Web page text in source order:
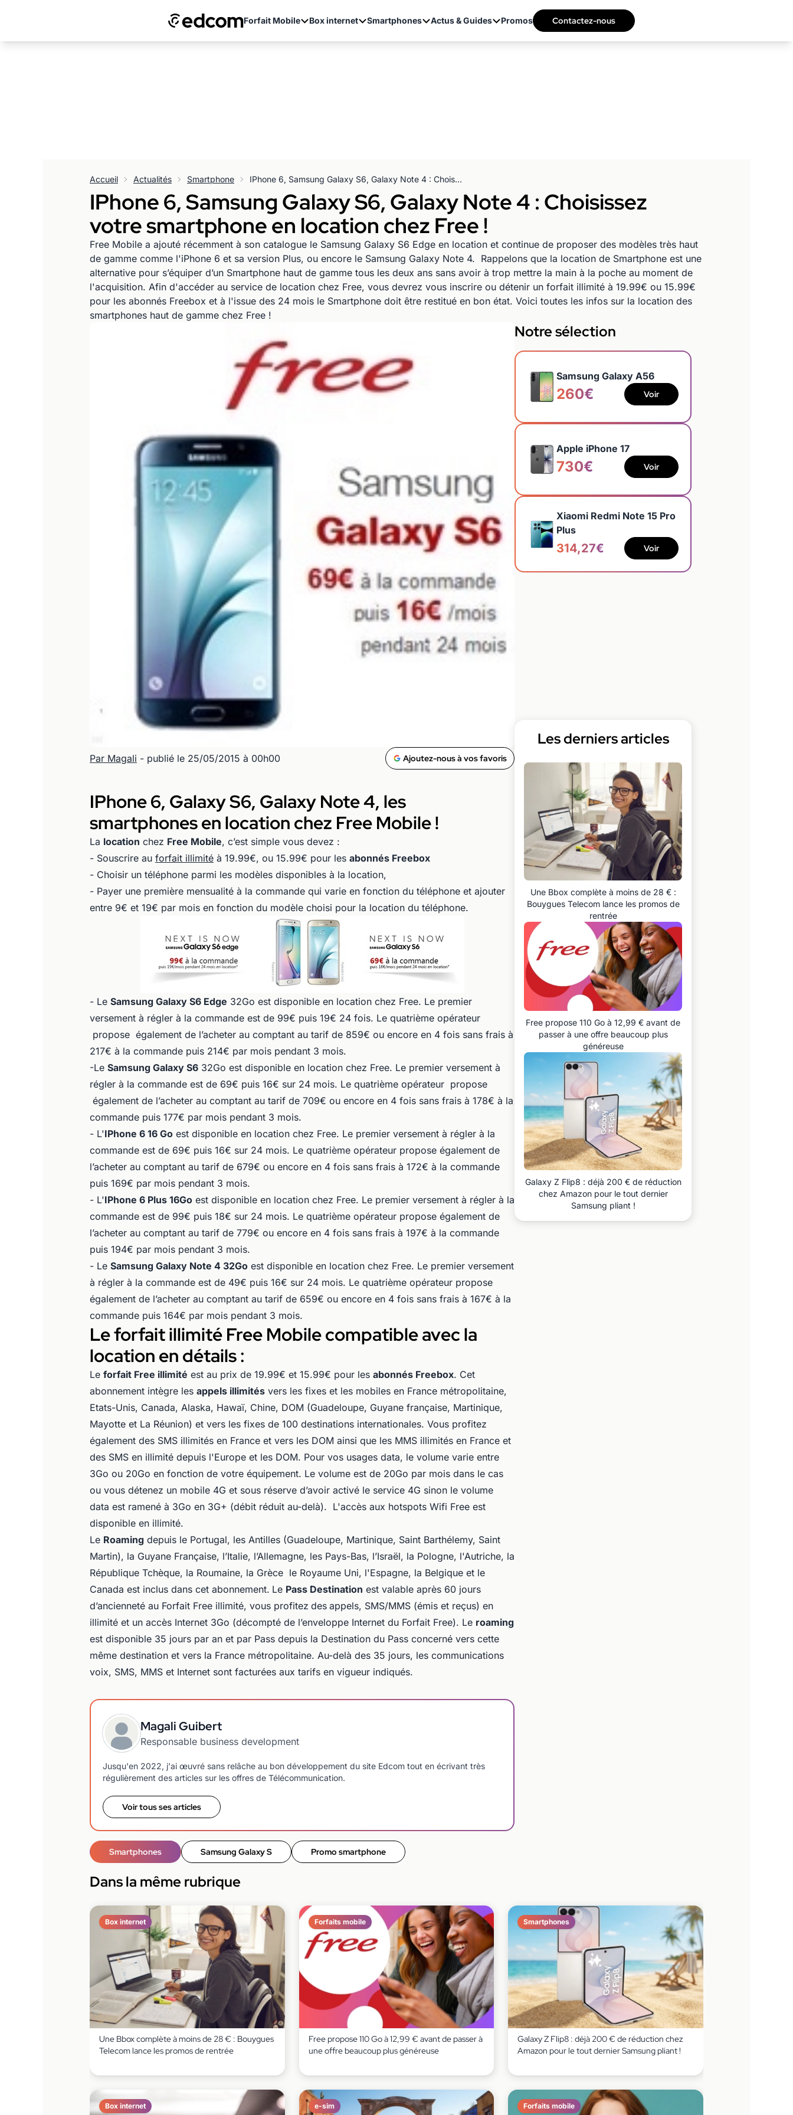
Forfait Mobile Box internet Smartphones Actus & Guides Promos Contactez-nous
Accueil Actualités Smartphone IPhone 6, Samsung Galaxy S6, Galaxy Note 4 : Choisissez votre smartphone en location chez Free !
IPhone 6, Samsung Galaxy S6, Galaxy Note 4 : Choisissez
votre smartphone en location chez Free !
Free Mobile a ajouté récemment à son catalogue le Samsung Galaxy S6 Edge en location et continue de proposer des modèles très haut
de gamme comme l'iPhone 6 et sa version Plus, ou encore le Samsung Galaxy Note 4. Rappelons que la location de Smartphone est une
alternative pour s’équiper d’un Smartphone haut de gamme tous les deux ans sans avoir à trop mettre la main à la poche au moment de
l'acquisition. Afin d'accéder au service de location chez Free, vous devrez vous inscrire ou détenir un forfait illimité à 19.99€ ou 15.99€
pour les abonnés Freebox et à l'issue des 24 mois le Smartphone doit être restitué en bon état. Voici toutes les infos sur la location des
smartphones haut de gamme chez Free !
Par Magali - publié le 25/05/2015 à 00h00 Ajoutez-nous à vos favoris
IPhone 6, Galaxy S6, Galaxy Note 4, les
smartphones en location chez Free Mobile !
La location chez Free Mobile, c’est simple vous devez :
- Souscrire au forfait illimité à 19.99€, ou 15.99€ pour les abonnés Freebox
- Choisir un téléphone parmi les modèles disponibles à la location,
- Payer une première mensualité à la commande qui varie en fonction du téléphone et ajouter
entre 9€ et 19€ par mois en fonction du modèle choisi pour la location du téléphone.
- Le Samsung Galaxy S6 Edge 32Go est disponible en location chez Free. Le premier
versement à régler à la commande est de 99€ puis 19€ 24 fois. Le quatrième opérateur
propose également de l’acheter au comptant au tarif de 859€ ou encore en 4 fois sans frais à
217€ à la commande puis 214€ par mois pendant 3 mois.
-Le Samsung Galaxy S6 32Go est disponible en location chez Free. Le premier versement à
régler à la commande est de 69€ puis 16€ sur 24 mois. Le quatrième opérateur propose
également de l’acheter au comptant au tarif de 709€ ou encore en 4 fois sans frais à 178€ à la
commande puis 177€ par mois pendant 3 mois.
- L'IPhone 6 16 Go est disponible en location chez Free. Le premier versement à régler à la
commande est de 69€ puis 16€ sur 24 mois. Le quatrième opérateur propose également de
l’acheter au comptant au tarif de 679€ ou encore en 4 fois sans frais à 172€ à la commande
puis 169€ par mois pendant 3 mois.
- L'IPhone 6 Plus 16Go est disponible en location chez Free. Le premier versement à régler à la
commande est de 99€ puis 18€ sur 24 mois. Le quatrième opérateur propose également de
l’acheter au comptant au tarif de 779€ ou encore en 4 fois sans frais à 197€ à la commande
puis 194€ par mois pendant 3 mois.
- Le Samsung Galaxy Note 4 32Go est disponible en location chez Free. Le premier versement
à régler à la commande est de 49€ puis 16€ sur 24 mois. Le quatrième opérateur propose
également de l’acheter au comptant au tarif de 659€ ou encore en 4 fois sans frais à 167€ à la
commande puis 164€ par mois pendant 3 mois.
Le forfait illimité Free Mobile compatible avec la
location en détails :
Le forfait Free illimité est au prix de 19.99€ et 15.99€ pour les abonnés Freebox. Cet
abonnement intègre les appels illimités vers les fixes et les mobiles en France métropolitaine,
Etats-Unis, Canada, Alaska, Hawaï, Chine, DOM (Guadeloupe, Guyane française, Martinique,
Mayotte et La Réunion) et vers les fixes de 100 destinations internationales. Vous profitez
également des SMS illimités en France et vers les DOM ainsi que les MMS illimités en France et
des SMS en illimité depuis l'Europe et les DOM. Pour vos usages data, le volume varie entre
3Go ou 20Go en fonction de votre équipement. Le volume est de 20Go par mois dans le cas
ou vous détenez un mobile 4G et sous réserve d’avoir activé le service 4G sinon le volume
data est ramené à 3Go en 3G+ (débit réduit au-delà). L'accès aux hotspots Wifi Free est
disponible en illimité.
Le Roaming depuis le Portugal, les Antilles (Guadeloupe, Martinique, Saint Barthélemy, Saint
Martin), la Guyane Française, l’Italie, l’Allemagne, les Pays-Bas, l’Israël, la Pologne, l'Autriche, la
République Tchèque, la Roumaine, la Grèce le Royaume Uni, l'Espagne, la Belgique et le
Canada est inclus dans cet abonnement. Le Pass Destination est valable après 60 jours
d’ancienneté au Forfait Free illimité, vous profitez des appels, SMS/MMS (émis et reçus) en
illimité et un accès Internet 3Go (décompté de l’enveloppe Internet du Forfait Free). Le roaming
est disponible 35 jours par an et par Pass depuis la Destination du Pass concerné vers cette
même destination et vers la France métropolitaine. Au-delà des 35 jours, les communications
voix, SMS, MMS et Internet sont facturées aux tarifs en vigueur indiqués.
Magali Guibert
Responsable business development
Jusqu'en 2022, j'ai œuvré sans relâche au bon développement du site Edcom tout en écrivant très
régulièrement des articles sur les offres de Télécommunication.
Voir tous ses articles
Smartphones Samsung Galaxy S Promo smartphone
Notre sélection
Samsung Galaxy A56
260€ Voir
Apple iPhone 17
730€ Voir
Xiaomi Redmi Note 15 Pro
Plus
314,27€ Voir
Les derniers articles
Une Bbox complète à moins de 28 € :
Bouygues Telecom lance les promos de
rentrée
Free propose 110 Go à 12,99 € avant de
passer à une offre beaucoup plus
généreuse
Galaxy Z Flip8 : déjà 200 € de réduction
chez Amazon pour le tout dernier
Samsung pliant !
Dans la même rubrique
Box internet
Une Bbox complète à moins de 28 € : Bouygues
Telecom lance les promos de rentrée
Forfaits mobile
Free propose 110 Go à 12,99 € avant de passer à
une offre beaucoup plus généreuse
Smartphones
Galaxy Z Flip8 : déjà 200 € de réduction chez
Amazon pour le tout dernier Samsung pliant !
Box internet e-sim Forfaits mobile